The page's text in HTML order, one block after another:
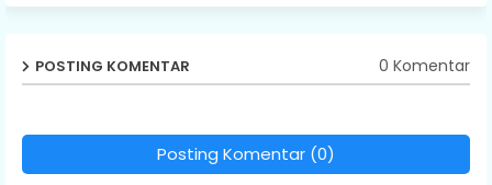
POSTING KOMENTAR 0 Komentar
Posting Komentar (0)